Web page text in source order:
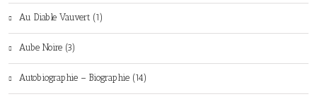
Au Diable Vauvert (1)
Aube Noire (3)
Autobiographie – Biographie (14)